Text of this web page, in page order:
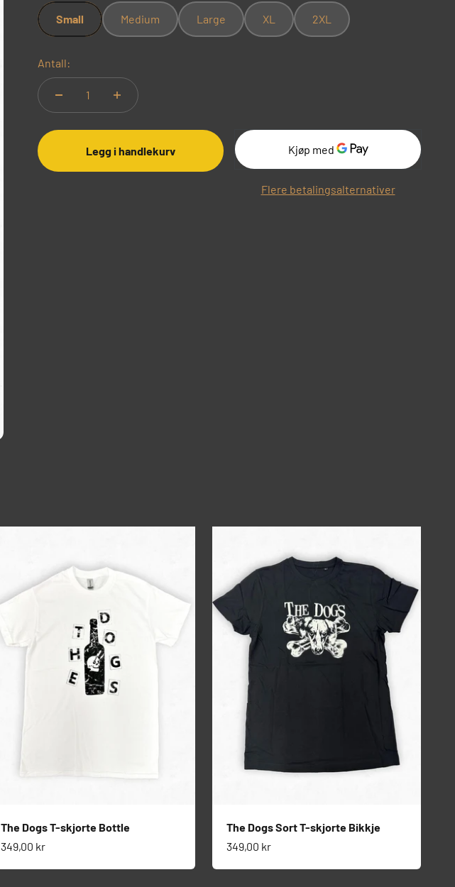
Small Medium Large XL 2XL
Antall:
Legg i handlekurv
Flere betalingsalternativer
The Dogs T-skjorte Bottle
Salgspris
349,00 kr
The Dogs Sort T-skjorte Bikkje
Salgspris
349,00 kr